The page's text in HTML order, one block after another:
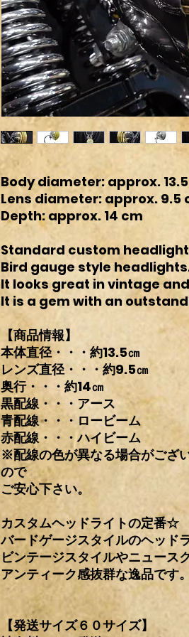
Body diameter: approx.
Lens diameter: approx. 9.5
Depth: approx. 14 cm
Standard custom headlight
Bird gauge style
It looks great in vintage
It is a gem with an
【商品情報】
本体直径・・・約13.5㎝
レンズ直径・・・約9.5㎝
奥行・・・約14㎝
黒配線・・・アース
青配線・・・ロービーム
赤配線・・・ハイビーム
※配線の色が異なる場合がござ
ので
ご安心下さい。
カスタムヘッドライトの定番☆
バードゲージスタイルのヘッド
ビンテージスタイルやニュース
アンティーク感抜群な逸品です。
【発送サイズ６０サイズ】